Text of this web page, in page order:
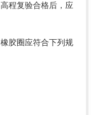
程复验合格后，应
胶圈应符合下列规